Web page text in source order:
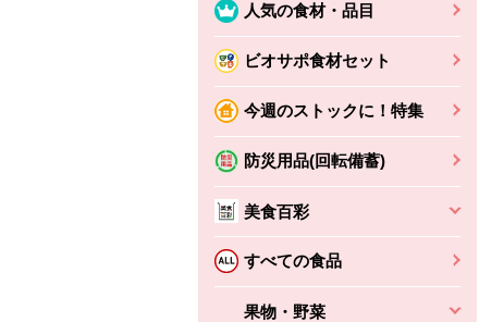
人気の食材・品目
ビオサポ食材セット
今週のストックに！特集
防災用品(回転備蓄)
美食百彩
すべての食品
果物・野菜
ちょこっと揚げ（香
えびの風味がぶわっ！
かごへ
バルサミコ
本体2,160円 (税込2,333円)
かごへ